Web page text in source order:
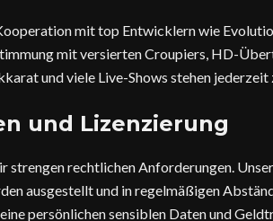
mit top Entwicklern wie
mit versierten Croupiers, HD-
und viele Live-Shows stehen jederzeit
und Lizenzierung
strengen rechtlichen Anforderungen.
ausgestellt und in regelmäßigen
persönlichen sensiblen Daten und